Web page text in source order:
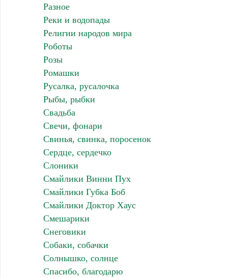
Разное
Реки и водопады
Религии народов мира
Роботы
Розы
Ромашки
Русалка, русалочка
Рыбы, рыбки
Свадьба
Свечи, фонари
Свинья, свинка, поросенок
Сердце, сердечко
Слоники
Смайлики Винни Пух
Смайлики Губка Боб
Смайлики Доктор Хаус
Смешарики
Снеговики
Собаки, собачки
Солнышко, солнце
Спасибо, благодарю